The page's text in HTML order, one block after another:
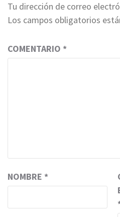
Tu dirección de correo
Los campos obligatorios
COMENTARIO *
NOMBRE *